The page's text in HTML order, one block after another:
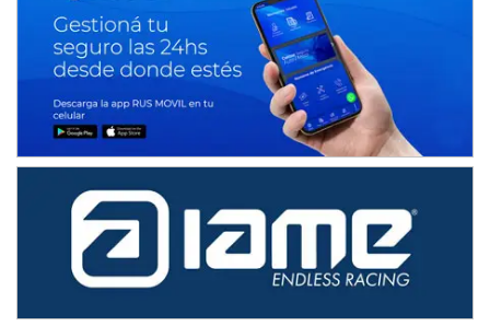
ENTRERRIANO - F6 (POSTERGADA)
Parque de la Velocidad (Asfalto)
Villaguay (Entre Ríos)
VICTORIENSE - F7
El Cerro (Tierra)
PATAGONICO - F6
Moto Club Reginense (Tierra)
Gral. E. Godoy (Río Negro)
CSK - F7